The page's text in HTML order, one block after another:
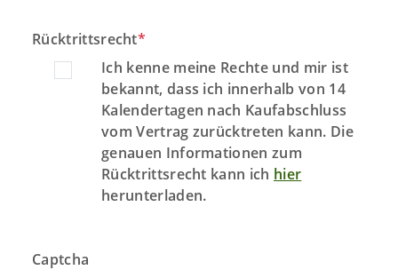
Rücktrittsrecht*
Ich kenne meine Rechte und mir ist
bekannt, dass ich innerhalb von 14
Kalendertagen nach Kaufabschluss
vom Vertrag zurücktreten kann. Die
genauen Informationen zum
Rücktrittsrecht kann ich hier
herunterladen.
Captcha